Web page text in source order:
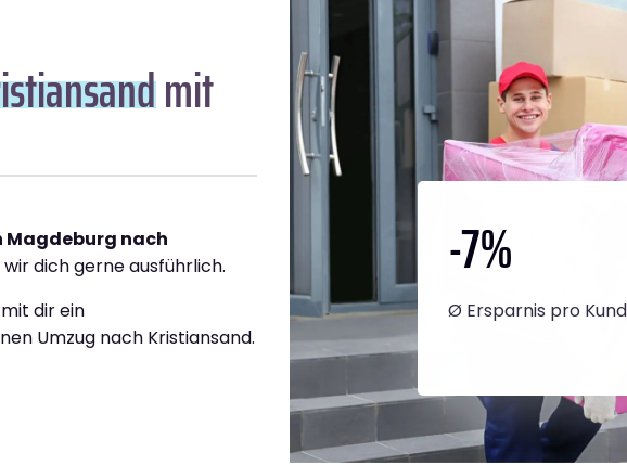
mit
Magdeburg nach
dich gerne ausführlich.
dir ein
Umzug nach Kristiansand.
-7%
Ø Ersparnis pro